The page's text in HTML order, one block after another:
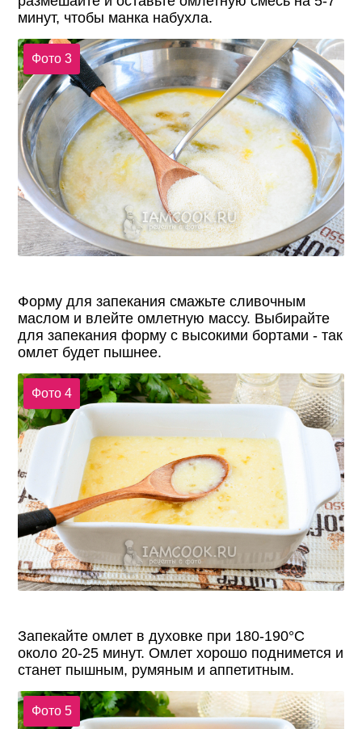
минут, чтобы манка набухла.
Фото 3
Форму для запекания смажьте сливочным
маслом и влейте омлетную массу. Выбирайте
для запекания форму с высокими бортами - так
омлет будет пышнее.
Фото 4
Запекайте омлет в духовке при 180-190°С
около 20-25 минут. Омлет хорошо поднимется и
станет пышным, румяным и аппетитным.
Фото 5